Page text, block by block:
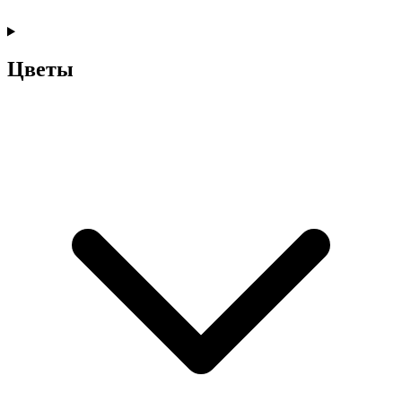
Цветы